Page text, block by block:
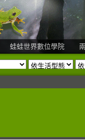
蛙蛙世界數位學院